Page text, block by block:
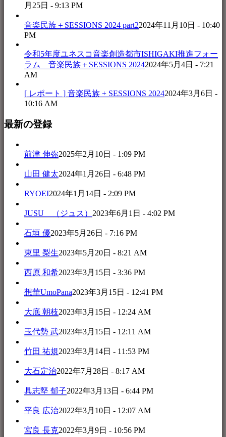
月25日 - 9:13 PM
音楽民族＋SESSIONS 2024 part22024年11月10日 - 10:40
PM
令和5年度ユネスコ音楽創造都市ISHIGAKI推進フォー
ラム 音楽民族＋SESSIONS 20242024年5月4日 - 7:21
AM
[ レポート ] 音楽民族 + SESSIONS 20242024年3月6日 -
10:16 AM
最新の登録
前津 伸弥2025年2月10日 - 1:09 PM
山田 健太2024年1月26日 - 6:48 PM
RYOEI2024年1月14日 - 2:09 PM
JUSU （ジュス） 2023年6月1日 - 4:02 PM
石垣 優2023年5月26日 - 7:16 PM
東里 梨生2023年5月20日 - 8:21 AM
西原 和希2023年3月15日 - 3:36 PM
想華UmoPana2023年3月15日 - 12:41 PM
大底 朝枝2023年3月15日 - 12:24 AM
玉代勢 武2023年3月15日 - 12:11 AM
竹田 祐規2023年3月14日 - 11:53 PM
大石定治2022年7月28日 - 8:17 AM
具志堅 郁子2022年3月13日 - 6:44 PM
平良 広治2022年3月10日 - 12:07 AM
宮良 長克2022年3月9日 - 10:56 PM